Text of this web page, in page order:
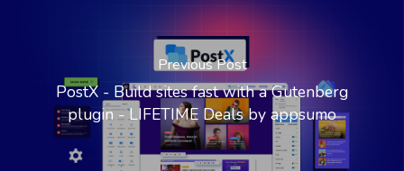
Previous Post
PostX - Build sites fast with a Gutenberg
plugin - LIFETIME Deals by appsumo